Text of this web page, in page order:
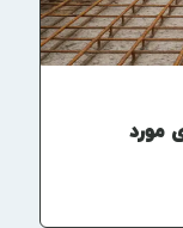
مورد